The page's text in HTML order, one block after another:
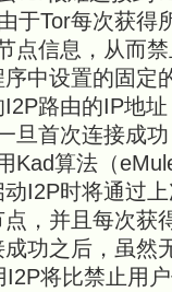
于Tor每次获得
点信息，从而
中设置的固定
路由的IP地
旦首次连接成
Kad算法（
I2P时将通过
，并且每次获
功之后，虽然
将比禁止用